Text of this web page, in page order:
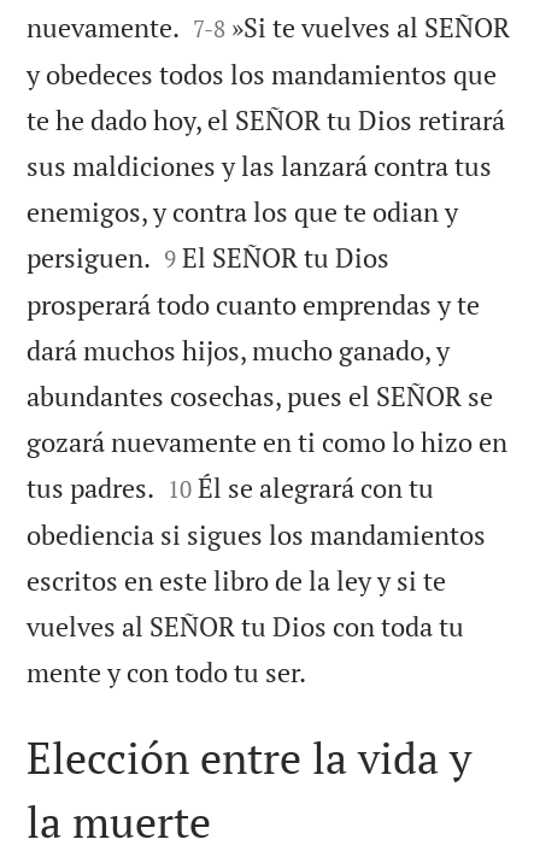
nuevamente. 

7-8 »Si te vuelves al SEÑOR
y obedeces todos los mandamientos que
te he dado hoy, el SEÑOR tu Dios retirará
sus maldiciones y las lanzará contra tus
enemigos, y contra los que te odian y
persiguen. 

9 El SEÑOR tu Dios
prosperará todo cuanto emprendas y te
dará muchos hijos, mucho ganado, y
abundantes cosechas, pues el SEÑOR se
gozará nuevamente en ti como lo hizo en
tus padres. 

10 Él se alegrará con tu
obediencia si sigues los mandamientos
escritos en este libro de la ley y si te
vuelves al SEÑOR tu Dios con toda tu
mente y con todo tu ser.
Elección entre la vida y
la muerte